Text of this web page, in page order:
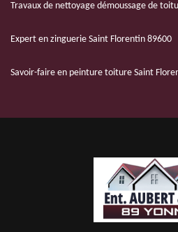
Travaux de nettoyage démoussage de
Expert en zinguerie Saint Florentin 89600
Savoir-faire en peinture toiture Saint